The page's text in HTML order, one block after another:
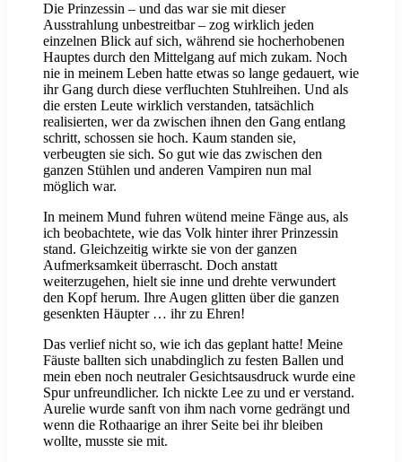
Die Prinzessin – und das war sie mit dieser
Ausstrahlung unbestreitbar – zog wirklich jeden
einzelnen Blick auf sich, während sie hocherhobenen
Hauptes durch den Mittelgang auf mich zukam. Noch
nie in meinem Leben hatte etwas so lange gedauert, wie
ihr Gang durch diese verfluchten Stuhlreihen. Und als
die ersten Leute wirklich verstanden, tatsächlich
realisierten, wer da zwischen ihnen den Gang entlang
schritt, schossen sie hoch. Kaum standen sie,
verbeugten sie sich. So gut wie das zwischen den
ganzen Stühlen und anderen Vampiren nun mal
möglich war.
In meinem Mund fuhren wütend meine Fänge aus, als
ich beobachtete, wie das Volk hinter ihrer Prinzessin
stand. Gleichzeitig wirkte sie von der ganzen
Aufmerksamkeit überrascht. Doch anstatt
weiterzugehen, hielt sie inne und drehte verwundert
den Kopf herum. Ihre Augen glitten über die ganzen
gesenkten Häupter … ihr zu Ehren!
Das verlief nicht so, wie ich das geplant hatte! Meine
Fäuste ballten sich unabdinglich zu festen Ballen und
mein eben noch neutraler Gesichtsausdruck wurde eine
Spur unfreundlicher. Ich nickte Lee zu und er verstand.
Aurelie wurde sanft von ihm nach vorne gedrängt und
wenn die Rothaarige an ihrer Seite bei ihr bleiben
wollte, musste sie mit.